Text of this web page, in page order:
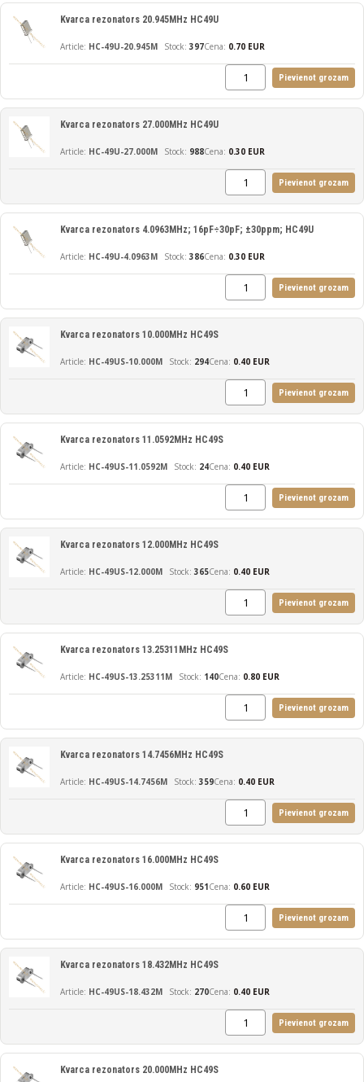
HC-49U-20.945M
Kvarca rezonators 20.945MHz HC49U
397Cena: 0.70 EUR
Pievienot grozam
HC-49U-27.000M
Kvarca rezonators 27.000MHz HC49U
988Cena: 0.30 EUR
Pievienot grozam
HC-49U-4.0963M
Kvarca rezonators 4.0963MHz; 16pF÷30pF; ±30ppm; HC49U
386Cena: 0.30 EUR
Pievienot grozam
HC-49US-10.000M
Kvarca rezonators 10.000MHz HC49S
294Cena: 0.40 EUR
Pievienot grozam
HC-49US-11.0592M
Kvarca rezonators 11.0592MHz HC49S
24Cena: 0.40 EUR
Pievienot grozam
HC-49US-12.000M
Kvarca rezonators 12.000MHz HC49S
365Cena: 0.40 EUR
Pievienot grozam
HC-49US-13.25311M
Kvarca rezonators 13.25311MHz HC49S
140Cena: 0.80 EUR
Pievienot grozam
HC-49US-14.7456M
Kvarca rezonators 14.7456MHz HC49S
359Cena: 0.40 EUR
Pievienot grozam
HC-49US-16.000M
Kvarca rezonators 16.000MHz HC49S
951Cena: 0.60 EUR
Pievienot grozam
HC-49US-18.432M
Kvarca rezonators 18.432MHz HC49S
270Cena: 0.40 EUR
Pievienot grozam
Kvarca rezonators 20.000MHz HC49S